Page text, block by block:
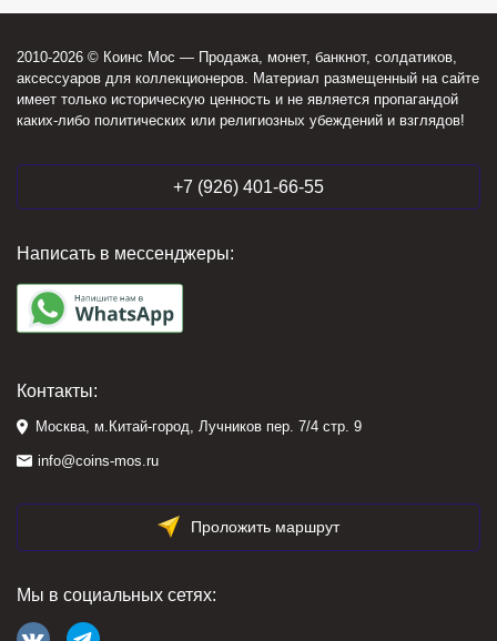
2010-2026 © Коинс Мос — Продажа, монет, банкнот, солдатиков,
аксессуаров для коллекционеров. Материал размещенный на сайте
имеет только историческую ценность и не является пропагандой
каких-либо политических или религиозных убеждений и взглядов!
+7 (926) 401-66-55
Написать в мессенджеры:
Контакты:
Москва, м.Китай-город, Лучников пер. 7/4 стр. 9
info@coins-mos.ru
Проложить маршрут
Мы в социальных сетях: